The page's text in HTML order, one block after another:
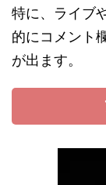
特に、ライブ
的にコメント
が出ます。